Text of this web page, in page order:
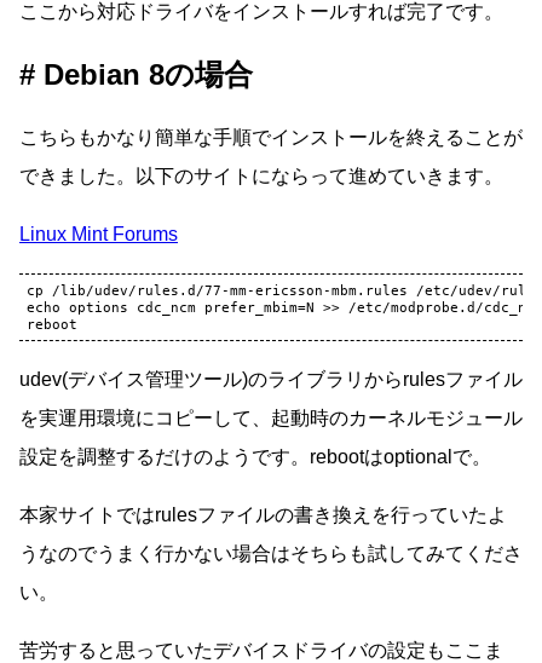
ここから対応ドライバをインストールすれば完了です。
Debian 8の場合
こちらもかなり簡単な手順でインストールを終えることが
できました。以下のサイトにならって進めていきます。
Linux Mint Forums
cp
/lib/udev/rules.d/77-mm-ericsson-mbm.rules
echo
options cdc_ncm prefer_mbim=N >>
/etc/modprobe.d/
udev(デバイス管理ツール)のライブラリからrulesファイル
を実運用環境にコピーして、起動時のカーネルモジュール
設定を調整するだけのようです。rebootはoptionalで。
本家サイトではrulesファイルの書き換えを行っていたよ
うなのでうまく行かない場合はそちらも試してみてくださ
い。
苦労すると思っていたデバイスドライバの設定もここま